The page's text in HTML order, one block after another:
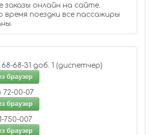
заказы онлайн на сайте.
время поездки все пассажиры
+7 (3952) 68-68-31 доб. 1 (диспетчер)
браузер
+7 (3952) 72-00-07
браузер
(902) 1-750-007
браузер